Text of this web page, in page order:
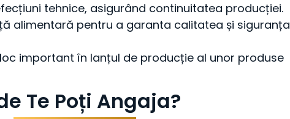
tehnice, asigurând continuitatea producției.
alimentară pentru a garanta calitatea și siguranța
important în lanțul de producție al unor produse
Te Poți Angaja?